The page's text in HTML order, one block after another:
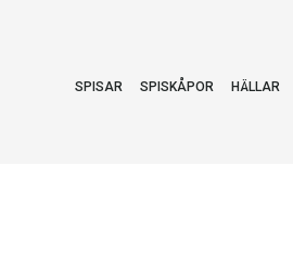
SPISAR SPISKÅPOR HÄLLAR